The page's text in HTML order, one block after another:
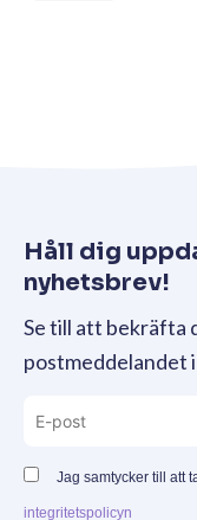
Håll dig
nyhetsbrev!
Se till att bekräfta
postmeddelandet
Jag samtycker till att
integritetspolicyn